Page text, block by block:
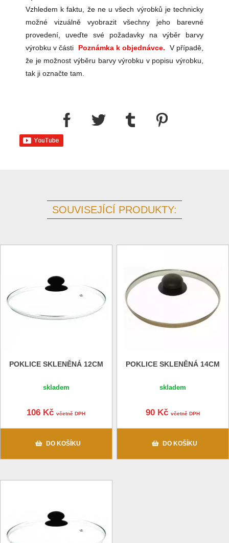
Vzhledem k faktu, že ne u všech výrobků je technicky
možné vizuálně vyobrazit všechny jeho barevné
provedení, uveďte své požadavky na výběr barvy
výrobku v části Poznámka k objednávce.
V případě,
že je možnost výběru barvy výrobku v popisu výrobku,
tak ji označte tam.
SOUVISEJÍCÍ PRODUKTY:
POKLICE SKLENĚNÁ 12CM
skladem
106 Kčvčetně DPH
DO KOŠÍKU
POKLICE SKLENĚNÁ 14CM
skladem
90 Kčvčetně DPH
DO KOŠÍKU